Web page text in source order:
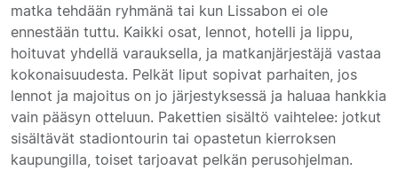
matka tehdään ryhmänä tai kun Lissabon ei ole
ennestään tuttu. Kaikki osat, lennot, hotelli ja lippu,
hoituvat yhdellä varauksella, ja matkanjärjestäjä vastaa
kokonaisuudesta. Pelkät liput sopivat parhaiten, jos
lennot ja majoitus on jo järjestyksessä ja haluaa hankkia
vain pääsyn otteluun. Pakettien sisältö vaihtelee: jotkut
sisältävät stadiontourin tai opastetun kierroksen
kaupungilla, toiset tarjoavat pelkän perusohjelman.